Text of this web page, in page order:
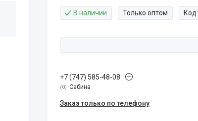
В наличии Только оптом Код:
+7 (747) 585-48-08
0 Сабина
Заказ только по телефону